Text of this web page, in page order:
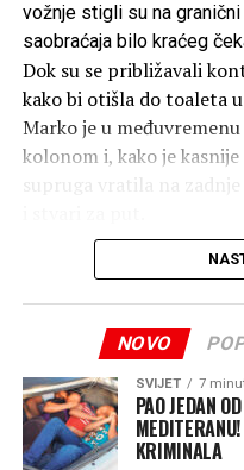
vožnje stigli su na
saobraćaja bilo kraćeg
Dok su se približavali
kako bi otišla do toaleta
Marko je u
kolonom i, kako je
supruga vratila na
Nakon završene
Tek nekoliko kilometara
pokušao razgovarati sa
Kada se okrenuo prema
shvatio je da Jelene nema.
NOVO
SVIJET 7
PAO JEDAN
KRIMINALA